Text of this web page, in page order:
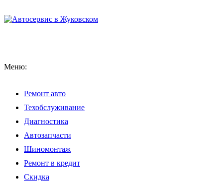
Меню:
Ремонт авто
Техобслуживание
Диагностика
Автозапчасти
Шиномонтаж
Ремонт в кредит
Скидка